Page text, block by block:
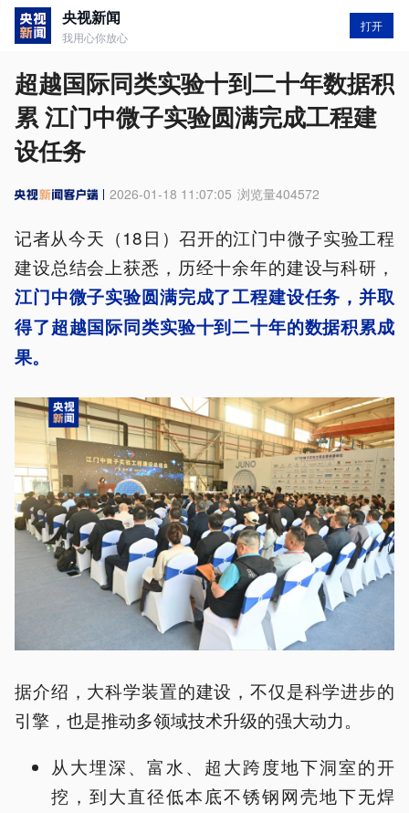
央视新闻
我用心你放心
打开
超越国际同类实验十到二十年数据积
累 江门中微子实验圆满完成工程建
设任务
2026-01-18 11:07:05 浏览量404572
记者从今天（18日）召开的江门中微子实验工程
建设总结会上获悉，历经十余年的建设与科研，
江门中微子实验圆满完成了工程建设任务，并取
得了超越国际同类实验十到二十年的数据积累成
果。
据介绍，大科学装置的建设，不仅是科学进步的
引擎，也是推动多领域技术升级的强大动力。
从大埋深、富水、超大跨度地下洞室的开
挖，到大直径低本底不锈钢网壳地下无焊